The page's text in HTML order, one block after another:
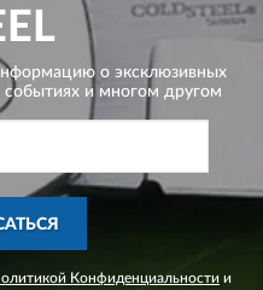
о эксклюзивных
событиях и многом другом
Конфиденциальности и